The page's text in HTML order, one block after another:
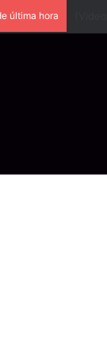
última hora